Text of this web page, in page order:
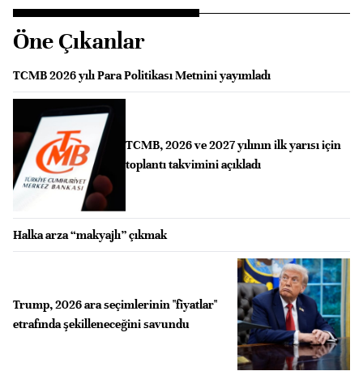
Öne Çıkanlar
TCMB 2026 yılı Para Politikası Metnini yayımladı
TCMB, 2026 ve 2027 yılının ilk yarısı için
toplantı takvimini açıkladı
Halka arza “makyajlı” çıkmak
Trump, 2026 ara seçimlerinin "fiyatlar"
etrafında şekilleneceğini savundu